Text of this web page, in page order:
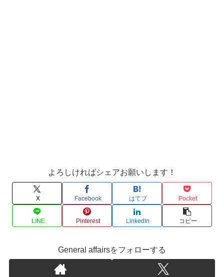
よろしければシェアお願いします！
X Facebook はてブ Pocket
LINE Pinterest LinkedIn コピー
General affairsをフォローする